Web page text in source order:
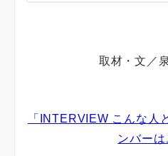
取材・文／
「INTERVIEW こんな人
ンバーは